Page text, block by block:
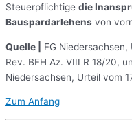
Steuerpflichtige die
Bauspardarlehens von
Quelle |
FG
Rev. BFH Az. VIII R 18/20,
Niedersachsen, Urteil vom
Zum Anfang